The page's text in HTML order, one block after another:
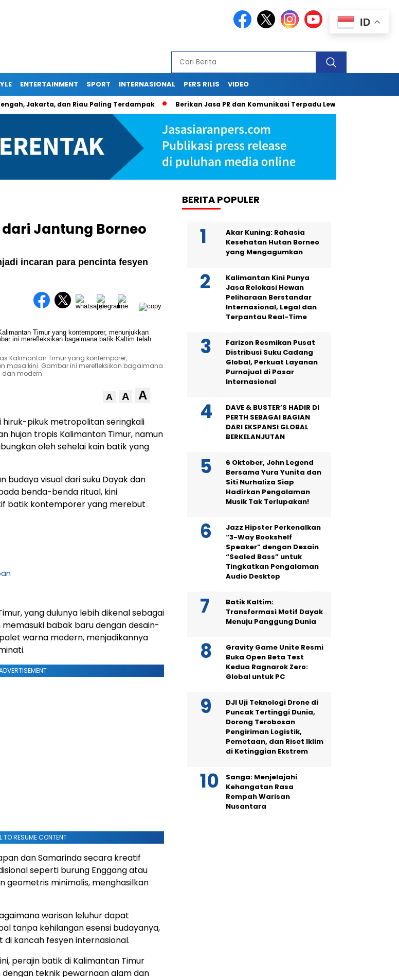
ENTERTAINMENT SPORT INTERNASIONAL PERS RILIS VIDEO
Jakarta, dan Riau Paling Terdampak Berikan Jasa PR dan Komunikasi Terpadu Lewat Press Release,
Jantung Borneo
incaran para pencinta fesyen
Kalimantan Timur yang kontemporer,
masa kini. Gambar ini merefleksikan bagaimana
modern.
A A A
hiruk-pikuk metropolitan seringkali
hujan tropis Kalimantan Timur, namun
oleh sehelai kain batik yang
budaya visual dari suku Dayak dan
benda-benda ritual, kini
batik kontemporer yang merebut
yang dulunya lebih dikenal sebagai
babak baru dengan desain-
warna modern, menjadikannya
TO RESUME CONTENT
dan Samarinda secara kreatif
seperti burung Enggang atau
geometris minimalis, menghasilkan
warisan leluhur dapat
tanpa kehilangan esensi budayanya,
kancah fesyen internasional.
perajin batik di Kalimantan Timur
teknik pewarnaan alam dan
BERITA POPULER
Akar Kuning: Rahasia
Kesehatan Hutan Borneo
yang Mengagumkan
Kalimantan Kini Punya
Jasa Relokasi Hewan
Peliharaan Berstandar
Internasional, Legal dan
Terpantau Real-Time
Farizon Resmikan Pusat
Distribusi Suku Cadang
Global, Perkuat Layanan
Purnajual di Pasar
Internasional
DAVE & BUSTER’S HADIR DI
PERTH SEBAGAI BAGIAN
DARI EKSPANSI GLOBAL
BERKELANJUTAN
6 Oktober, John Legend
Bersama Yura Yunita dan
Siti Nurhaliza Siap
Hadirkan Pengalaman
Musik Tak Terlupakan!
Jazz Hipster Perkenalkan
“3-Way Bookshelf
Speaker” dengan Desain
“Sealed Bass” untuk
Tingkatkan Pengalaman
Audio Desktop
Batik Kaltim:
Transformasi Motif Dayak
Menuju Panggung Dunia
Gravity Game Unite Resmi
Buka Open Beta Test
Kedua Ragnarok Zero:
Global untuk PC
DJI Uji Teknologi Drone di
Puncak Tertinggi Dunia,
Dorong Terobosan
Pengiriman Logistik,
Pemetaan, dan Riset Iklim
di Ketinggian Ekstrem
Sanga: Menjelajahi
Kehangatan Rasa
Rempah Warisan
Nusantara
ID